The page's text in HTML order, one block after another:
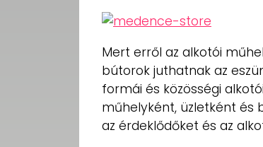
Mert erről az alkotói
bútorok juthatnak az
formái és közösségi
műhelyként, üzletként és
az érdeklődőket és az